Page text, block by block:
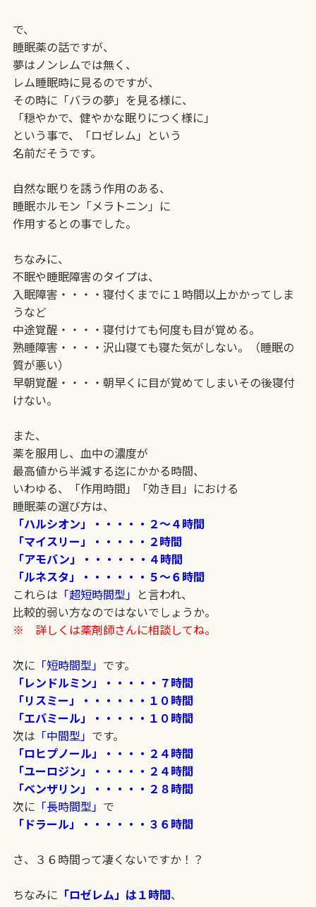
で、
睡眠薬の話ですが、
夢はノンレムでは無く、
レム睡眠時に見るのですが、
その時に「バラの夢」を見る様に、
「穏やかで、健やかな眠りにつく様に」
という事で、「ロゼレム」という
名前だそうです。
自然な眠りを誘う作用のある、
睡眠ホルモン「メラトニン」に
作用するとの事でした。
ちなみに、
不眠や睡眠障害のタイプは、
入眠障害・・・・寝付くまでに１時間以上かかってしま
うなど
中途覚醒・・・・寝付けても何度も目が覚める。
熟睡障害・・・・沢山寝ても寝た気がしない。（睡眠の
質が悪い）
早朝覚醒・・・・朝早くに目が覚めてしまいその後寝付
けない。
また、
薬を服用し、血中の濃度が
最高値から半減する迄にかかる時間、
いわゆる、「作用時間」「効き目」における
睡眠薬の選び方は、
「ハルシオン」・・・・・２〜４時間
「マイスリー」・・・・・２時間
「アモバン」・・・・・・４時間
「ルネスタ」・・・・・・５〜６時間
これらは 「超短時間型」 と言われ、
比較的弱い方なのではないでしょうか。
※ 詳しくは薬剤師さんに相談してね。
次に 「短時間型」 です。
「レンドルミン」・・・・・７時間
「リスミー」・・・・・・１０時間
「エバミール」・・・・・１０時間
次は 「中間型」 です。
「ロヒプノール」・・・・２４時間
「ユーロジン」・・・・・２４時間
「ベンザリン」・・・・・２８時間
次に 「長時間型」 で
「ドラール」・・・・・・３６時間
さ、３６時間って凄くないですか！？
ちなみに 「ロゼレム」は１時間、